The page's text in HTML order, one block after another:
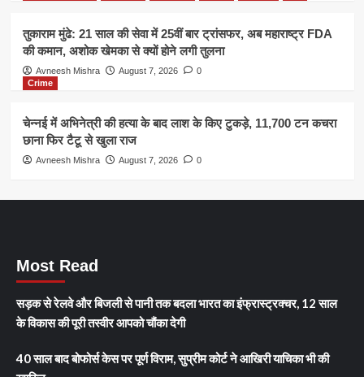
तुकाराम मुंढे: 21 साल की सेवा में 25वीं बार ट्रांसफर, अब महाराष्ट्र FDA
की कमान, अशोक खेमका से क्यों होने लगी तुलना
Avneesh Mishra August 7, 2026
0
Crime
चेन्नई में अभिनेत्री की हत्या के बाद लाश के किए टुकड़े, 11,700 टन कचरा
छाना फिर टैटू से खुला राज
Avneesh Mishra August 7, 2026 0
Most Read
सड़क से रेलवे और बिजली से पानी तक बदला भारत का इंफ्रास्ट्रक्चर, 12 साल
के विकास की पूरी तस्वीर आपको चौंका देगी
40 साल बाद बोफोर्स केस पर पूर्ण विराम, सुप्रीम कोर्ट ने आखिरी याचिका भी की